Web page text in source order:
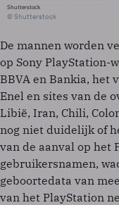
Shutterstock
© Shutterstock
De mannen worden
op Sony PlayStation-
BBVA en Bankia, het
Enel en sites van de
Libië, Iran, Chili,
nog niet duidelijk of
van de aanval op het
gebruikersnamen,
geboortedata van
van het PlayStation